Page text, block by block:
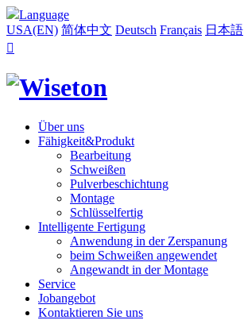
Language
USA(EN) 简体中文 Deutsch Français 日本語

Über uns
Fähigkeit&Produkt
Bearbeitung
Schweißen
Pulverbeschichtung
Montage
Schlüsselfertig
Intelligente Fertigung
Anwendung in der Zerspanung
beim Schweißen angewendet
Angewandt in der Montage
Service
Jobangebot
Kontaktieren Sie uns